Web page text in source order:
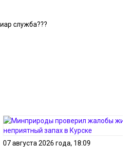
служба???
07 августа 2026 года, 18:09